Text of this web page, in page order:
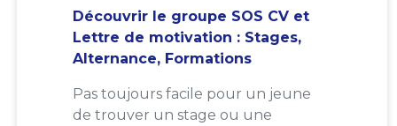
Découvrir le groupe SOS CV et
Lettre de motivation : Stages,
Alternance, Formations
Pas toujours facile pour un jeune
de trouver un stage ou une